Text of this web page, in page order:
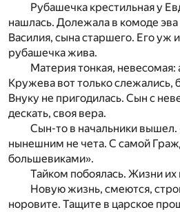
Рубашечка крестильная у
нашлась. Долежала в комоде
Василия, сына старшего. Его уж
рубашечка жива.
Материя тонкая, невесомая:
Кружева вот только слежались,
Внуку не пригодилась. Сын с
дескать, своя вера.
Сын-то в начальники вышел.
нынешним не чета. С самой
большевиками».
Тайком побоялась. Жизни их
Новую жизнь, смеются,
норовите. Тащите в царское